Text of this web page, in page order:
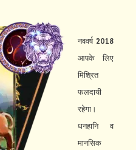
नववर्ष 2018
आपके लिए
मिश्रित
फलदायी
रहेगा।
धनहानि व
मानसिक